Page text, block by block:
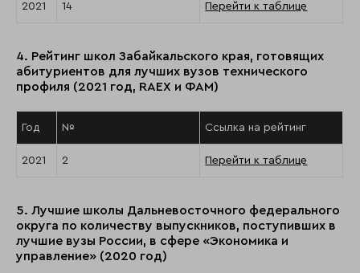
2021 14 Перейти к таблице
4. Рейтинг школ Забайкальского края, готовящих
абитуриентов для лучших вузов технического
профиля (2021 год, RAEX и ФАМ)
Год № Ссылка на рейтинг
2021 2 Перейти к таблице
5. Лучшие школы Дальневосточного федерального
округа по количеству выпускников, поступивших в
лучшие вузы России, в сфере «Экономика и
управление» (2020 год)